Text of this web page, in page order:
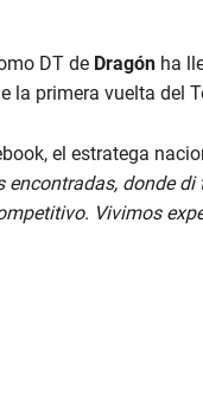
DT de Dragón ha
la primera vuelta del
el estratega
encontradas, donde
Vivimos